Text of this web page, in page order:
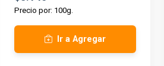
Precio por: 100g.
Ir a Agregar